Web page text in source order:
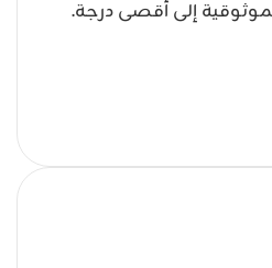
إلى أقصى درجة.